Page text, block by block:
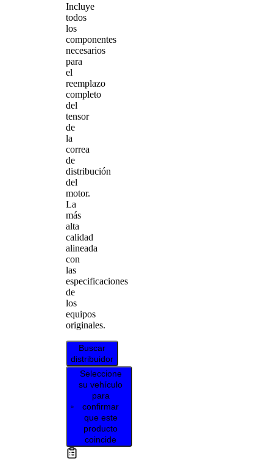
Incluye
todos
los
componentes
necesarios
para
el
reemplazo
completo
del
tensor
de
la
correa
de
distribución
del
motor.
La
más
alta
calidad
alineada
con
las
especificaciones
de
los
equipos
originales.
Buscar
distribuidor
Seleccione
su vehículo
para
confirmar
que este
producto
coincide